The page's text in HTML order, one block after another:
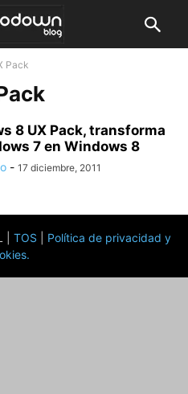
Pack
8 UX Pack, transforma
7 en Windows 8
- 17 diciembre, 2011
| TOS
Política de privacidad y
.